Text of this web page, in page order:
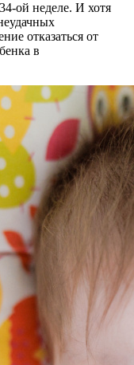
ой неделе. И хотя
отказаться от
в